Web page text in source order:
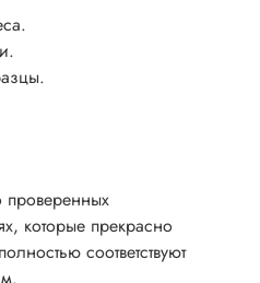
проверенных
которые прекрасно
соответствуют